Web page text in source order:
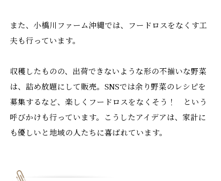
また、小橋川ファーム沖縄では、フードロスをなくす工
夫も行っています。
収穫したものの、出荷できないような形の不揃いな野菜
は、詰め放題にして販売。SNSでは余り野菜のレシピを
募集するなど、楽しくフードロスをなくそう！ という
呼びかけも行っています。こうしたアイデアは、家計に
も優しいと地域の人たちに喜ばれています。